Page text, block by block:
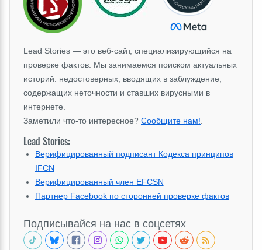
Lead Stories — это веб-сайт, специализирующийся на
проверке фактов. Мы занимаемся поиском актуальных
историй: недостоверных, вводящих в заблуждение,
содержащих неточности и ставших вирусными в
интернете.
Заметили что-то интересное? Сообщите нам!
Lead Stories:
Верифицированный подписант Кодекса принципов
IFCN
Верифицированный член EFCSN
Партнер Facebook по сторонней проверке фактов
Подписывайся на нас в соцсетях